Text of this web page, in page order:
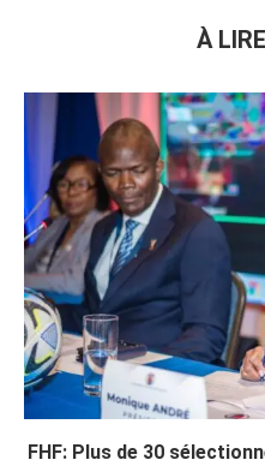
À
FHF: Plus de 30